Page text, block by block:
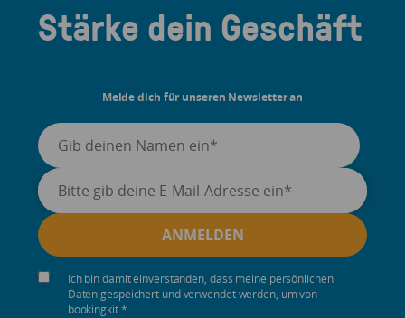
Stärke dein Geschäft
Melde dich für unseren Newsletter an
Ich bin damit einverstanden, dass meine persönlichen
Daten gespeichert und verwendet werden, um von
bookingkit.*